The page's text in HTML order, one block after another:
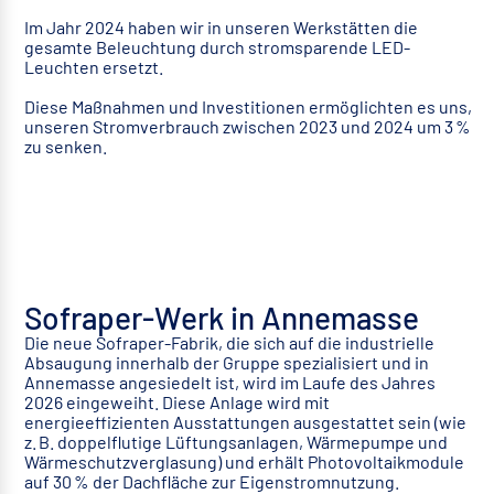
Im Jahr 2024 haben wir in unseren Werkstätten die
gesamte Beleuchtung durch stromsparende LED-
Leuchten ersetzt.
Diese Maßnahmen und Investitionen ermöglichten es uns,
unseren Stromverbrauch zwischen 2023 und 2024 um 3 %
zu senken.
Sofraper-Werk in Annemasse
Die neue Sofraper-Fabrik, die sich auf die industrielle
Absaugung innerhalb der Gruppe spezialisiert und in
Annemasse angesiedelt ist, wird im Laufe des Jahres
2026 eingeweiht. Diese Anlage wird mit
energieeffizienten Ausstattungen ausgestattet sein (wie
z. B. doppelflutige Lüftungsanlagen, Wärmepumpe und
Wärmeschutzverglasung) und erhält Photovoltaikmodule
auf 30 % der Dachfläche zur Eigenstromnutzung.